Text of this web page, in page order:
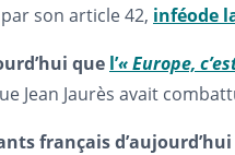
son article 42, inféode
que l’« Europe,
Jean Jaurès avait
français